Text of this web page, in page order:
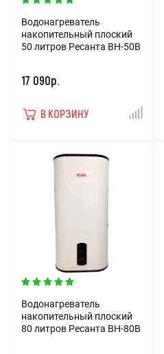
Водонагреватель
накопительный плоский
50 литров Ресанта ВН-50В
17 090р.
В КОРЗИНУ
Водонагреватель
накопительный плоский
80 литров Ресанта ВН-80В